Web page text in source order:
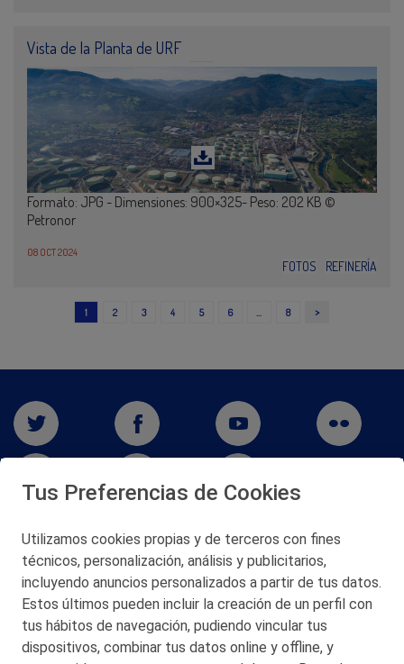
Vista de la Planta de URF
Formato: JPG - Dimensiones: 900×325- Peso: 202 KB ©
Petronor
08 OCT 2024
FOTOS REFINERÍA
1 2 3 4 5 6 8 >
San Martín 5-Edificio Muñatones,
48550 Muskiz (Bizkaia)
Telf. 946 357 000
© 2026 Petronor S.A.
Tus Preferencias de Cookies
Utilizamos cookies propias y de terceros con fines
técnicos, personalización, análisis y publicitarios,
incluyendo anuncios personalizados a partir de tus datos.
Estos últimos pueden incluir la creación de un perfil con
tus hábitos de navegación, pudiendo vincular tus
dispositivos, combinar tus datos online y offline, y